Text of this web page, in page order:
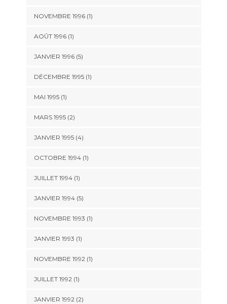
NOVEMBRE 1996 (1)
AOÛT 1996 (1)
JANVIER 1996 (5)
DÉCEMBRE 1995 (1)
MAI 1995 (1)
MARS 1995 (2)
JANVIER 1995 (4)
OCTOBRE 1994 (1)
JUILLET 1994 (1)
JANVIER 1994 (5)
NOVEMBRE 1993 (1)
JANVIER 1993 (1)
NOVEMBRE 1992 (1)
JUILLET 1992 (1)
JANVIER 1992 (2)